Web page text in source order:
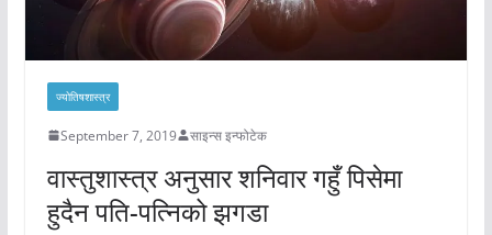
ज्योतिषशास्त्र
September 7, 2019 साइन्स इन्फोटेक
वास्तुशास्त्र अनुसार शनिवार गहुँ पिसेमा
हुदैन पति-पत्निको झगडा